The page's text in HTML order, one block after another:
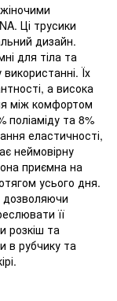
Ці трусики
дизайн.
для тіла та
Їх
а висока
між комфортом
поліаміду та 8%
еластичності,
неймовірну
приємна на
усього дня.
дозволяючи
її
розкіш та
в рубчику та